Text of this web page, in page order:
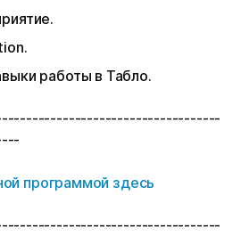
работы в Табло.
программой здесь